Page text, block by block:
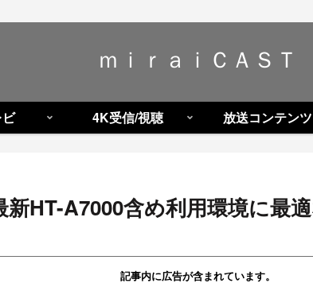
ｍｉｒａｉＣＡＳＴ
4K受信/視聴 放送コンテンツ
HT-A7000含め利用環境に最
記事内に広告が含まれています。